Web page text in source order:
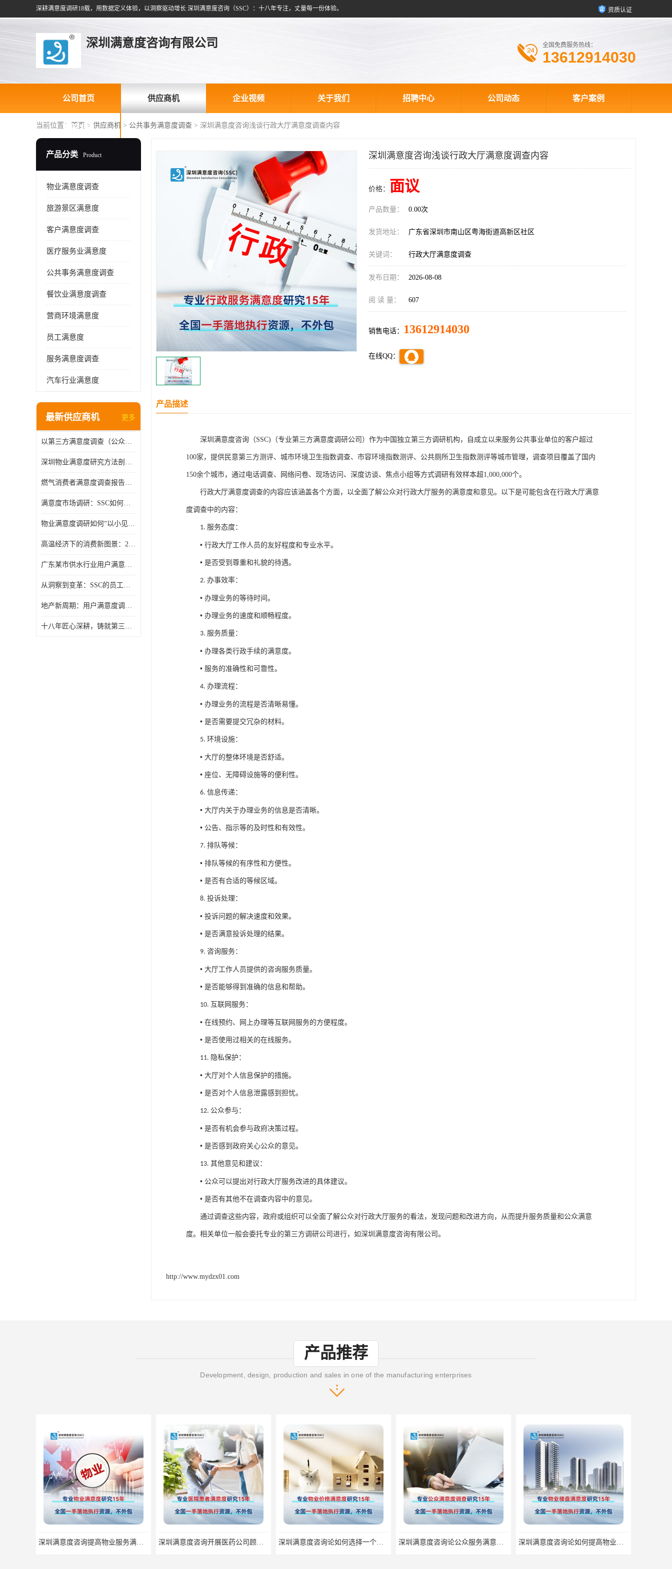
深耕满意度调研18载，用数据定义体验，以洞察驱动增长 深圳满意度咨询（SSC）：十八年专注，丈量每一份体验。 资质认证
深圳满意度咨询有限公司 全国免费服务热线：
13612914030
公司首页 供应商机 企业视频 关于我们 招聘中心 公司动态 客户案例
联系方式
当前位置： 首页 > 供应商机 > 公共事务满意度调查 > 深圳满意度咨询浅谈行政大厅满意度调查内容
产品分类 Product
物业满意度调查
旅游景区满意度
客户满意度调查
医疗服务业满意度
公共事务满意度调查
餐饮业满意度调查
营商环境满意度
员工满意度
服务满意度调查
汽车行业满意度
最新供应商机 更多
以第三方满意度调查（公众满意度调查），驱动供水服务升级
深圳物业满意度研究方法剖析：选择合适的“听诊器”
燃气消费者满意度调查报告（公众满意度调查）
满意度市场调研：SSC如何用报告让满意度“活”起来？
物业满意度调研如何“以小见大”？SSC动态抽样模型给出答案
高温经济下的消费新图景：2025年夏季消费满意度洞察
广东某市供水行业用户满意度调查报告
从洞察到变革：SSC的员工满意度调研组织诊断模型
地产新周期：用户满意度调研的价值回归
十八年匠心深耕，铸就第三方满意度调查权威
深圳满意度咨询浅谈行政大厅满意度调查内容
价格： 面议
产品数量： 0.00次
发货地址： 广东省深圳市南山区粤海街道高新区社区
关键词： 行政大厅满意度调查
发布日期： 2026-08-08
阅 读 量： 607
销售电话： 13612914030
在线QQ：
产品描述
深圳满意度咨询（SSC)（专业第三方满意度调研公司 ） 作为中国独立第三方调研机构，自成立以来服务公共事业单位的客户超过
100家， 提供民意第三方测评、城市环境卫生指数调查、市容环境指数测评、公共厕所卫生指数测评等城市管理，调查项目覆盖了国内
150余个城市，通过电话调查、网络问卷、现场访问、深度访谈、焦点小组等方式调研有效样本超1,000,000个。
行政大厅满意度调查的内容应该涵盖各个方面，以全面了解公众对行政大厅服务的满意度和意见。以下是可能包含在行政大厅满意
度调查中的内容：
1. 服务态度：
• 行政大厅工作人员的友好程度和专业水平。
• 是否受到尊重和礼貌的待遇。
2. 办事效率：
• 办理业务的等待时间。
• 办理业务的速度和顺畅程度。
3. 服务质量：
• 办理各类行政手续的满意度。
• 服务的准确性和可靠性。
4. 办理流程：
• 办理业务的流程是否清晰易懂。
• 是否需要提交冗杂的材料。
5. 环境设施：
• 大厅的整体环境是否舒适。
• 座位、无障碍设施等的便利性。
6. 信息传递：
• 大厅内关于办理业务的信息是否清晰。
• 公告、指示等的及时性和有效性。
7. 排队等候：
• 排队等候的有序性和方便性。
• 是否有合适的等候区域。
8. 投诉处理：
• 投诉问题的解决速度和效果。
• 是否满意投诉处理的结果。
9. 咨询服务：
• 大厅工作人员提供的咨询服务质量。
• 是否能够得到准确的信息和帮助。
10. 互联网服务：
• 在线预约、网上办理等互联网服务的方便程度。
• 是否使用过相关的在线服务。
11. 隐私保护：
• 大厅对个人信息保护的措施。
• 是否对个人信息泄露感到担忧。
12. 公众参与：
• 是否有机会参与政府决策过程。
• 是否感到政府关心公众的意见。
13. 其他意见和建议：
• 公众可以提出对行政大厅服务改进的具体建议。
• 是否有其他不在调查内容中的意见。
通过调查这些内容，政府或组织可以全面了解公众对行政大厅服务的看法，发现问题和改进方向，从而提升服务质量和公众满意
度。 相关单位一般会委托专业的第三方调研公司进行， 如深圳满意度咨询有限公司。
http://www.mydzx01.com
产品推荐
Development, design, production and sales in one of the manufacturing enterprises
深圳满意度咨询开展医药公司顾客满意度调查 深圳满意度咨询论如何选择一个好的物业满意度公司 深圳满意度咨询论公众服务满意度调查的意义 深圳满意度咨询论如何提高物业满意度调查 深圳满意度咨询开展窗口服务满意度调查指标设计